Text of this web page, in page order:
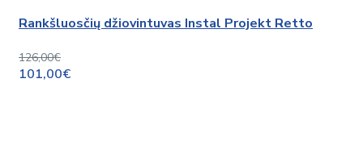
Rankšluosčių džiovintuvas Instal Projekt Retto
126,00€
101,00€